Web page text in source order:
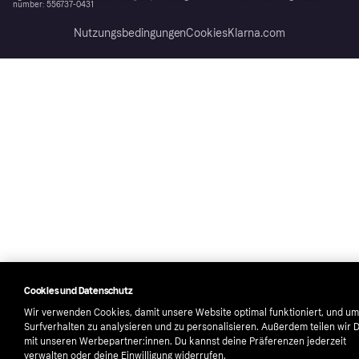
number: 556737-0431
NutzungsbedingungenCookiesKlarna.com
Cookies und Datenschutz
Wir verwenden Cookies, damit unsere Website optimal funktioniert, und
Surfverhalten zu analysieren und zu personalisieren. Außerdem teilen wir
mit unseren Werbepartner:innen. Du kannst deine Präferenzen jederzeit
verwalten oder deine Einwilligung widerrufen.